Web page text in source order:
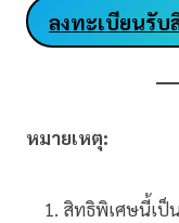
ลงทะเบียนรับ
หมายเหตุ:
สิทธิพิเศษนี้เป็